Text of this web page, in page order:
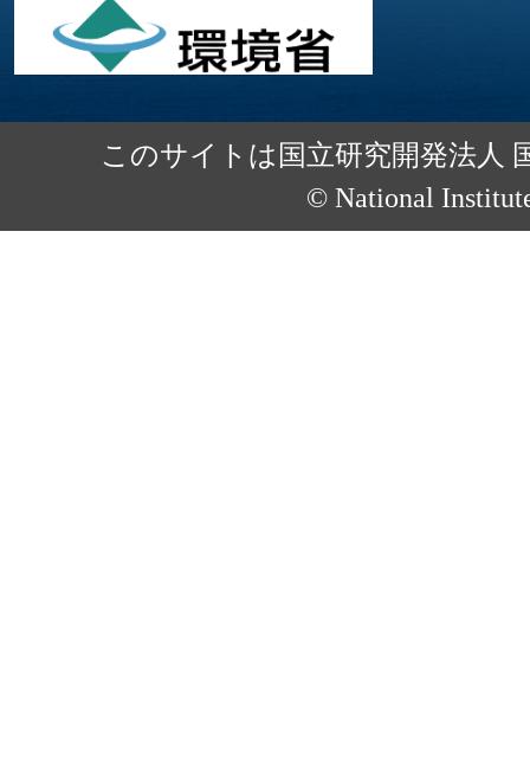
このサイトは国立研究開発法人
© National